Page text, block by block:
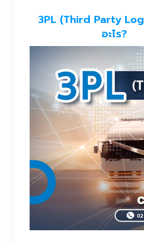
3PL (Third Party
อะไร?